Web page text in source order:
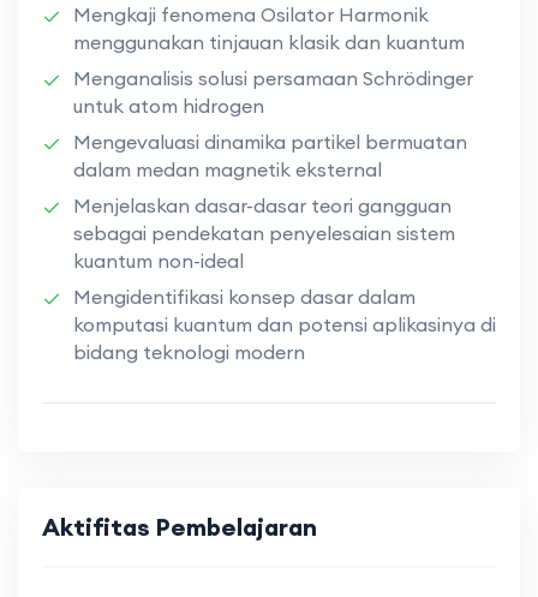
Mengkaji fenomena Osilator Harmonik
menggunakan tinjauan klasik dan kuantum
Menganalisis solusi persamaan Schrödinger
untuk atom hidrogen
Mengevaluasi dinamika partikel bermuatan
dalam medan magnetik eksternal
Menjelaskan dasar-dasar teori gangguan
sebagai pendekatan penyelesaian sistem
kuantum non-ideal
Mengidentifikasi konsep dasar dalam
komputasi kuantum dan potensi aplikasinya di
bidang teknologi modern
Aktifitas Pembelajaran